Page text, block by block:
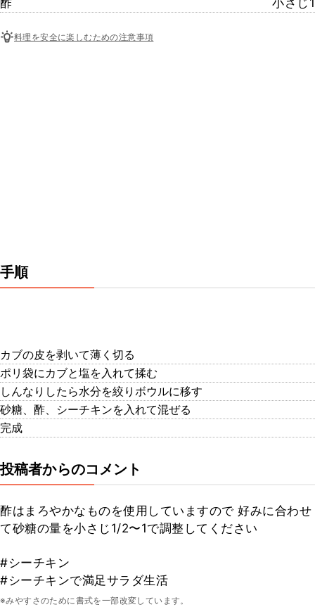
酢 小さじ1
料理を安全に楽しむための注意事項
手順
カブの皮を剥いて薄く切る
ポリ袋にカブと塩を入れて揉む
しんなりしたら水分を絞りボウルに移す
砂糖、酢、シーチキンを入れて混ぜる
完成
投稿者からのコメント
酢はまろやかなものを使用していますので 好みに合わせ
て砂糖の量を小さじ1/2〜1で調整してください
#シーチキン
#シーチキンで満足サラダ生活
※みやすさのために書式を一部改変しています。